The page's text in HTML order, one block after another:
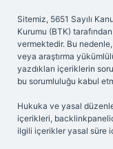
Sitemiz, 5651 Sayılı
Kurumu (BTK)
vermektedir. Bu
veya araştırma
yazdıkları içeriklerin
bu sorumluluğu kabul
Hukuka ve yasal
içerikleri,
ilgili içerikler yasal süre